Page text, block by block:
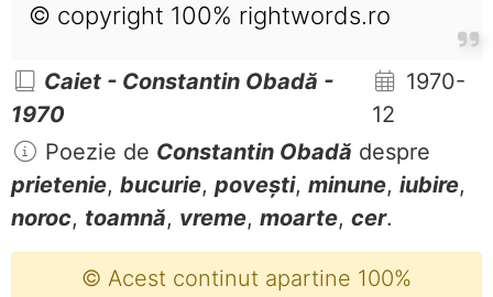
© copyright 100% rightwords.ro
Caiet - Constantin Obadă -
1970
1970-
12
Poezie de Constantin Obadă despre
prietenie, bucurie, povești, minune, iubire,
noroc, toamnă, vreme, moarte, cer.
© Acest continut apartine 100%